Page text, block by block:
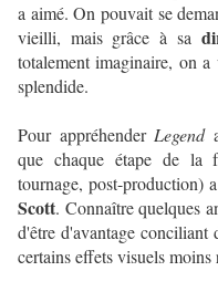
a aimé. On pouvait se
vieilli, mais grâce à sa
totalement imaginaire, on
splendide.
Pour appréhender Legend
que chaque étape de la
tournage, post-production)
Scott. Connaître quelques
d'être d'avantage conciliant
certains effets visuels moins